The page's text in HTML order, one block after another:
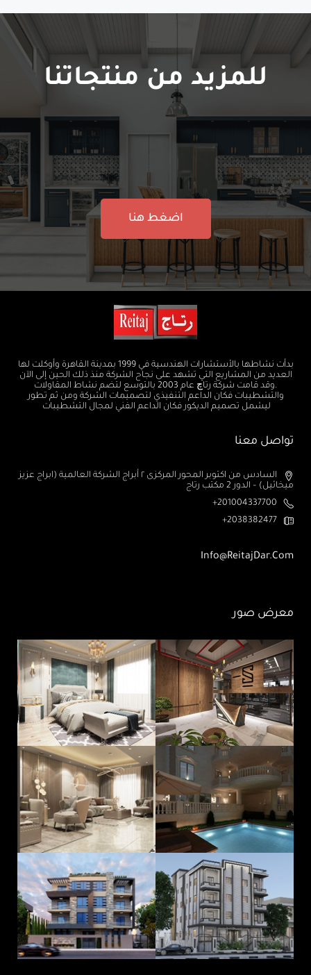
للمزيد من منتجاتنا
اضغط هنا
بدأت نشاطها بالأستشارات الهندسية في 1999 بمدينة القاهرة وأوكلت لها
العديد من المشاريع التي تشهد على نجاح الشركة منذ ذلك الحين إلى الآن
.وقد قامت شركة رتاچ عام 2003 بالتوسع لتضم نشاط المقاولات
والتشطيبات فكان الداعم التنفيذي لتصميمات الشركة ومن ثم تطور
ليشمل تصميم الديكور فكان الداعم الفني لمجال التشطيبات
تواصل معنا
السادس من اكتوبر المحور المركزى ٢ أبراج الشركة العالمية (ابراج عزيز
ميخائيل) – الدور 2 مكتب رتاج
201004337700+
2038382477+
Info@ReitajDar.com
معرض صور